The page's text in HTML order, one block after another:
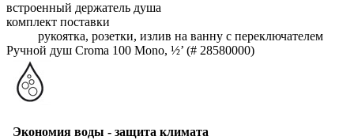
встроенный держатель душа
комплект поставки
рукоятка, розетки, излив на ванну с переключателем
Ручной душ Croma 100 Mono, ½’ (# 28580000)
Экономия воды - защита климата